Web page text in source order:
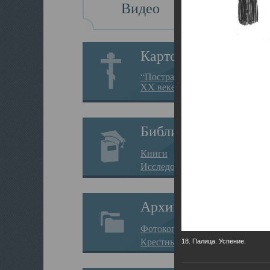
Видео
Картотека
“Пострадавшие за веру в
XX веке на Севере”
Библиотека
Книги
Исследования
Архив
Фотокопии дел
Крестные ходы18. Палица. Успение.